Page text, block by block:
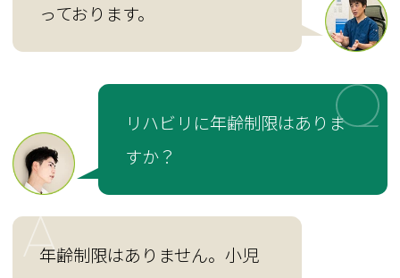
っております。
リハビリに年齢制限はありま
すか？
年齢制限はありません。小児